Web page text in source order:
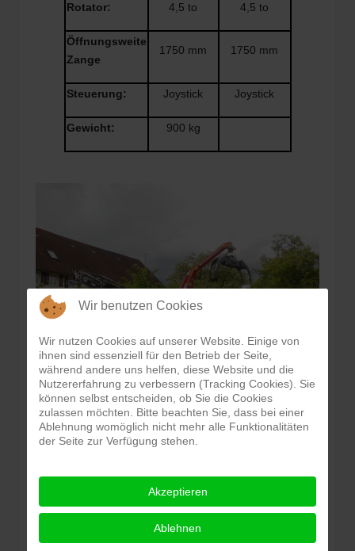
Rotator: 4,5 to 4,5 to
Öffnungsweite
Zange
1750 mm 1750 mm
Steuerung: Joystick Joystick
Gewicht: 900 kg
Wir benutzen Cookies
Wir nutzen Cookies auf unserer Website. Einige von
ihnen sind essenziell für den Betrieb der Seite,
während andere uns helfen, diese Website und die
Nutzererfahrung zu verbessern (Tracking Cookies). Sie
können selbst entscheiden, ob Sie die Cookies
zulassen möchten. Bitte beachten Sie, dass bei einer
Ablehnung womöglich nicht mehr alle Funktionalitäten
der Seite zur Verfügung stehen.
Akzeptieren
Ablehnen